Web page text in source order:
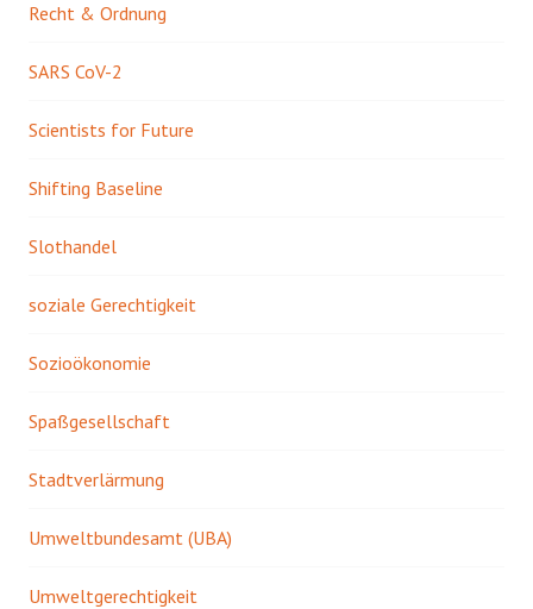
Recht & Ordnung
SARS CoV-2
Scientists for Future
Shifting Baseline
Slothandel
soziale Gerechtigkeit
Sozioökonomie
Spaßgesellschaft
Stadtverlärmung
Umweltbundesamt (UBA)
Umweltgerechtigkeit